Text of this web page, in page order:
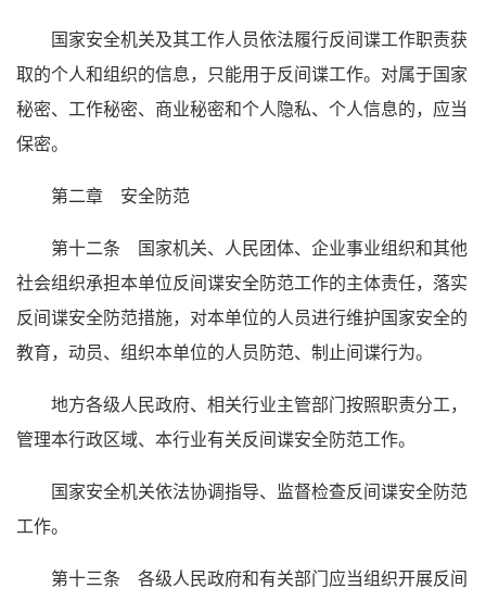
国家安全机关及其工作人员依法履行反间谍工作职责获
取的个人和组织的信息，只能用于反间谍工作。对属于国家
秘密、工作秘密、商业秘密和个人隐私、个人信息的，应当
保密。
第二章 安全防范
第十二条 国家机关、人民团体、企业事业组织和其他
社会组织承担本单位反间谍安全防范工作的主体责任，落实
反间谍安全防范措施，对本单位的人员进行维护国家安全的
教育，动员、组织本单位的人员防范、制止间谍行为。
地方各级人民政府、相关行业主管部门按照职责分工，
管理本行政区域、本行业有关反间谍安全防范工作。
国家安全机关依法协调指导、监督检查反间谍安全防范
工作。
第十三条 各级人民政府和有关部门应当组织开展反间